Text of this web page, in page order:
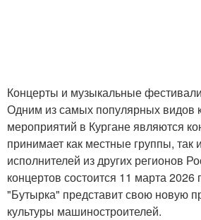
Концерты и музыкальные фестивали
Одним из самых популярных видов
мероприятий в Кургане являются
принимает как местные группы, так
исполнителей из других регионов
концертов состоится 11 марта 2026
"Бутырка" представит свою новую
культуры машиностроителей.